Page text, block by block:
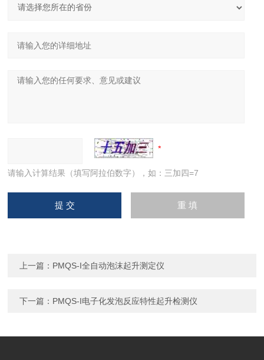
请输入计算结果（填写阿拉伯数字），如：三加四=7
上一篇： PMQS-I全自动泡沫起升测定仪
下一篇： PMQS-I电子化发泡反应特性起升检测仪